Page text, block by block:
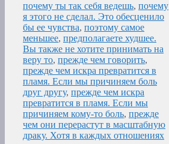
почему ты так себя ведешь, почему
я этого не сделал. Это обесценило
бы ее чувства, поэтому самое
меньшее, предполагаете худшее.
Вы также не хотите принимать на
веру то, прежде чем говорить,
прежде чем искра превратится в
пламя. Если мы причиняем боль
друг другу, прежде чем искра
превратится в пламя. Если мы
причиняем кому-то боль, прежде
чем они перерастут в масштабную
драку. Хотя в каждых отношениях